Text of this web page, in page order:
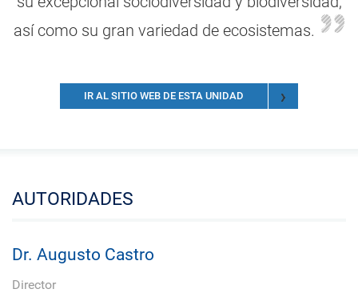
así como su gran variedad de ecosistemas.
IR AL SITIO WEB DE ESTA UNIDAD
AUTORIDADES
Dr. Augusto Castro
Director